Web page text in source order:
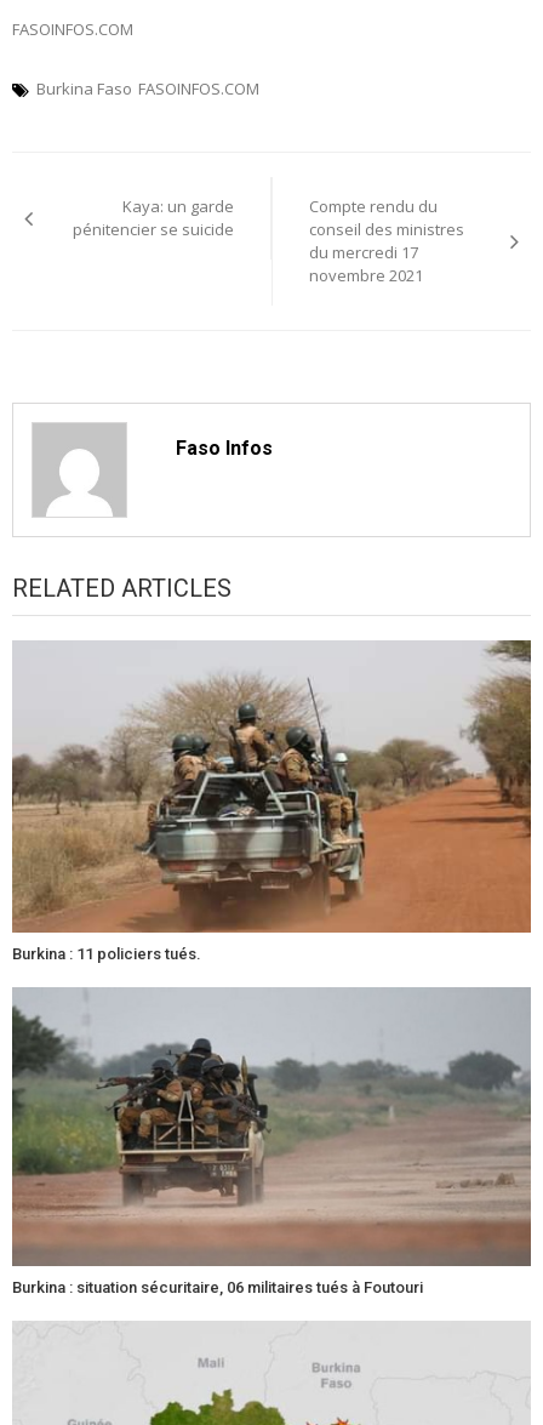
FASOINFOS.COM
Burkina Faso FASOINFOS.COM
de
Kaya: un garde
pénitencier se suicide
Compte rendu du
conseil des ministres
du mercredi 17
novembre 2021
Faso Infos
RELATED ARTICLES
Burkina : 11 policiers tués.
Burkina : situation sécuritaire, 06 militaires tués à Foutouri